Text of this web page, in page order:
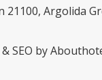
21100, Argolida
SEO by